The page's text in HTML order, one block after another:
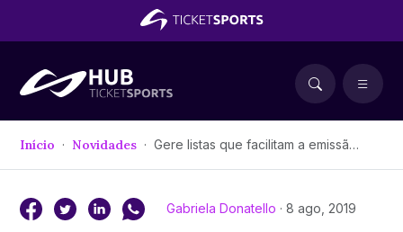
Início Novidades Gere listas que facilitam a emissão da nota fiscal em lote
Gabriela Donatello · 8 ago, 2019